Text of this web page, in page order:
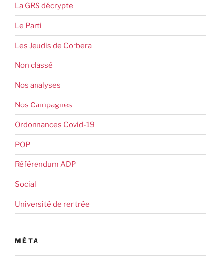
La GRS décrypte
Le Parti
Les Jeudis de Corbera
Non classé
Nos analyses
Nos Campagnes
Ordonnances Covid-19
POP
Référendum ADP
Social
Université de rentrée
MÉTA